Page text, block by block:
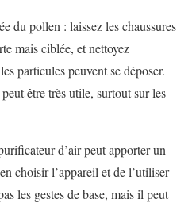
du pollen : laissez les chaussures
mais ciblée, et nettoyez
particules peuvent se déposer.
être très utile, surtout sur les
d’air peut apporter un
choisir l’appareil et de l’utiliser
les gestes de base, mais il peut